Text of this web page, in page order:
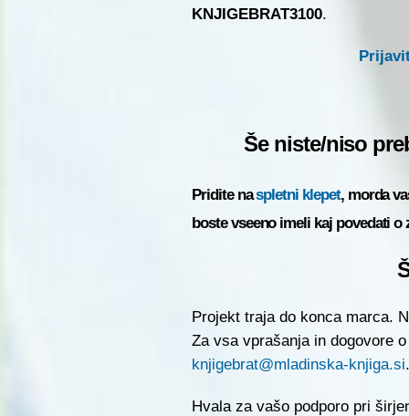
KNJIGEBRAT3100.
Še niste/niso
Pridite naspletni klepet, morda
boste vseeno imeli kaj povedati
Projekt traja do konca marca.
Za vsa vprašanja in dogovore
knjigebrat@mladinska-knjiga.si.
Hvala za vašo podporo pri